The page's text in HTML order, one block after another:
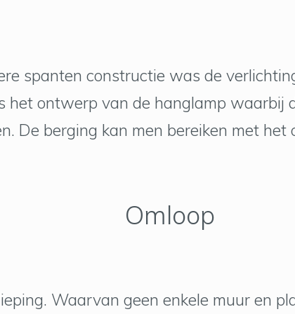
spanten constructie was de
het ontwerp van de hanglamp waarbij
De berging kan men bereiken met het
Omloop
Waarvan geen enkele muur en